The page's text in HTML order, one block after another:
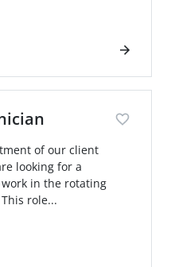
of our client
looking for a
in the rotating
role...